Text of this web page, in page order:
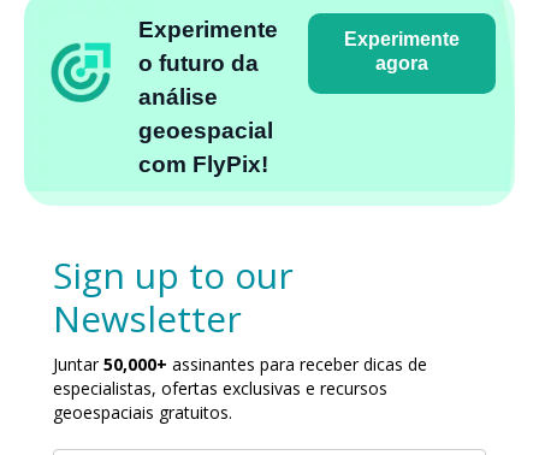
Experimente
o futuro da
análise
geoespacial
com FlyPix!
Experimente
agora
Sign up to our
Newsletter
Juntar50,000+ assinantes para receber dicas de
especialistas, ofertas exclusivas e recursos
geoespaciais gratuitos.